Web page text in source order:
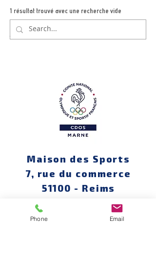
1 résultat trouvé avec une recherche vide
Foire de Châlons
Maison des Sports
7, rue du commerce
51100 - Reims
Phone Email